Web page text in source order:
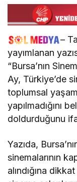
–
yayımlanan
“Bursa’nın
Ay, Türkiye’de
toplumsal
yapılmadığını
doldurduğunu
Yazıda,
sinemalarının
alındığına